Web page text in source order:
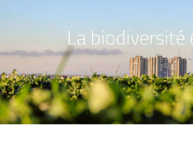
La biodiversité